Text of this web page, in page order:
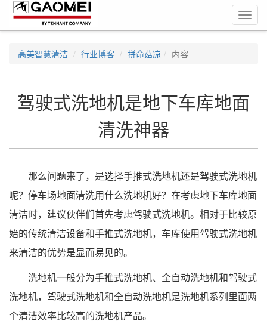
高美智慧清洁 行业博客 拼命菇凉 内容
驾驶式洗地机是地下车库地面
清洗神器
那么问题来了，是选择手推式洗地机还是驾驶式洗地机
呢？停车场地面清洗用什么洗地机好？在考虑地下车库地面
清洁时，建议伙伴们首先考虑驾驶式洗地机。相对于比较原
始的传统清洁设备和手推式洗地机，车库使用驾驶式洗地机
来清洁的优势是显而易见的。
洗地机一般分为手推式洗地机、全自动洗地机和驾驶式
洗地机，驾驶式洗地机和全自动洗地机是洗地机系列里面两
个清洁效率比较高的洗地机产品。